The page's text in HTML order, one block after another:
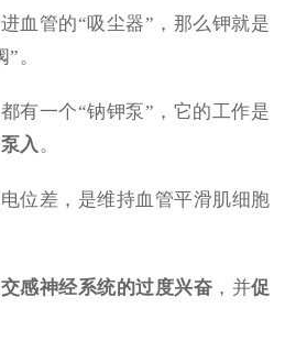
血管的“吸尘器”，那么钾就是
。
有一个“钠钾泵”，它的工作是
入 。
位差，是维持血管平滑肌细胞
感神经系统的过度兴奋 ，并促